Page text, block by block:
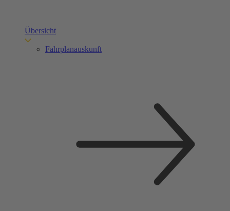
Übersicht
Fahrplanauskunft